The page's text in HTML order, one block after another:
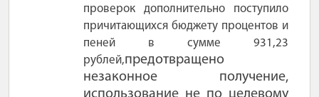
проверок дополнительно поступило
причитающихся бюджету процентов и
пеней в сумме 931,23
рублей,предотвращено
незаконное получение,
использование не по целевому